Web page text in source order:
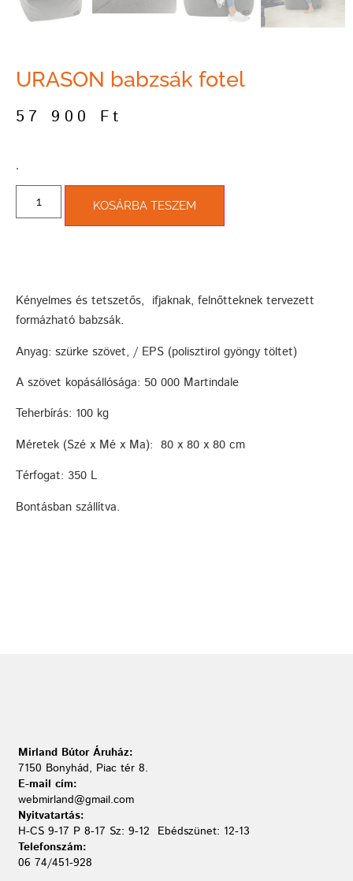
URASON babzsák fotel
57 900 Ft
­.
KOSÁRBA TESZEM
Kényelmes és tetszetős, ifjaknak, felnőtteknek tervezett
formázható babzsák.
Anyag: szürke szövet, / EPS (polisztirol gyöngy töltet)
A szövet kopásállósága: 50 000 Martindale
Teherbírás: 100 kg
Méretek (Szé x Mé x Ma): 80 x 80 x 80 cm
Térfogat: 350 L
Bontásban szállítva.
Mirland Bútor Áruház:
7150 Bonyhád, Piac tér 8.
E-mail cím:
webmirland@gmail.com
Nyitvatartás:
H-CS 9-17 P 8-17 Sz: 9-12 Ebédszünet: 12-13
Telefonszám:
06 74/451-928